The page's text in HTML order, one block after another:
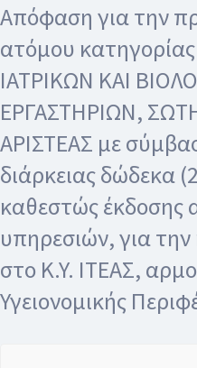
Απόφαση για την
ατόμου
ΙΑΤΡΙΚΩΝ ΚΑΙ
ΕΡΓΑΣΤΗΡΙΩΝ,
ΑΡΙΣΤΕΑΣ με
διάρκειας δώδεκα
καθεστώς έκδοσης
υπηρεσιών, για
στο K.Y. ΙΤΕΑΣ,
Υγειονομικής